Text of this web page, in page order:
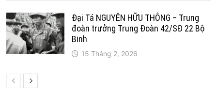
Đại Tá NGUYỄN HỮU THÔNG – Trung
đoàn trưởng Trung Ðoàn 42/SÐ 22 Bộ
Binh
15 Tháng 2, 2026